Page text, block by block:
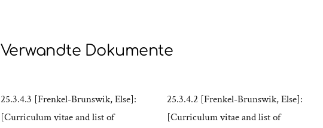
Verwandte Dokumente
25.3.4.3 [Frenkel-Brunswik, Else]:
[Curriculum vitae and list of
25.3.4.2 [Frenkel-Brunswik, Else]:
[Curriculum vitae and list of